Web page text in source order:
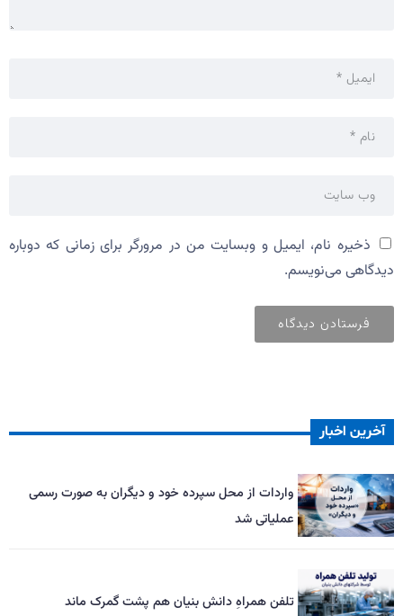
ذخیره نام، ایمیل و وبسایت من در مرورگر برای زمانی که دوباره
دیدگاهی می‌نویسم.
آخرین اخبار
واردات از محل سپرده خود و دیگران به صورت رسمی
عملیاتی شد
تلفن همراهِ دانش بنیان هم پشت گمرک ماند